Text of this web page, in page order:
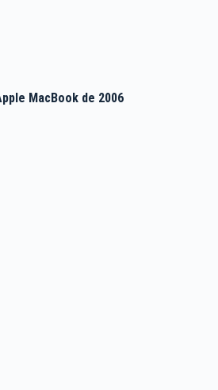
MacBook de 2006